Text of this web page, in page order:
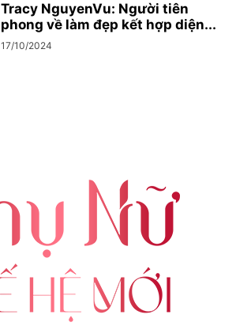
Tracy NguyenVu: Người tiên
phong về làm đẹp kết hợp diện...
17/10/2024